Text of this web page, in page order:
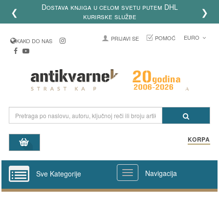
❮
Dostava knjiga u celom svetu putem DHL
kurirske službe
❯
KAKO DO NAS PRIJAVI SE POMOĆ EURO
KORPA
Sve Kategorije Navigacija